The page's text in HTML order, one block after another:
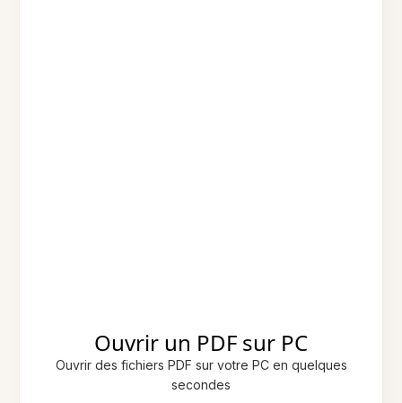
Ouvrir un PDF sur PC
Ouvrir des fichiers PDF sur votre PC en quelques
secondes